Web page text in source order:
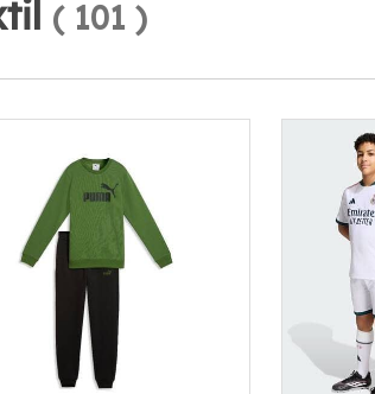
( 101 )